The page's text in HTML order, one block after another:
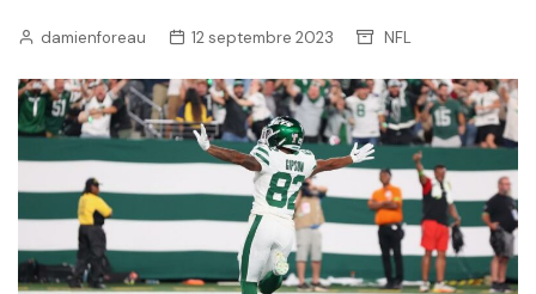
damienforeau 12 septembre 2023 NFL